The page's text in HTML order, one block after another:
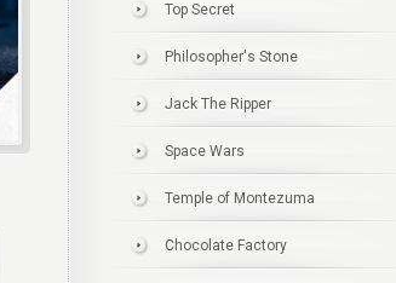
Top Secret
Philosopher's Stone
Jack The Ripper
Space Wars
Temple of Montezuma
Chocolate Factory